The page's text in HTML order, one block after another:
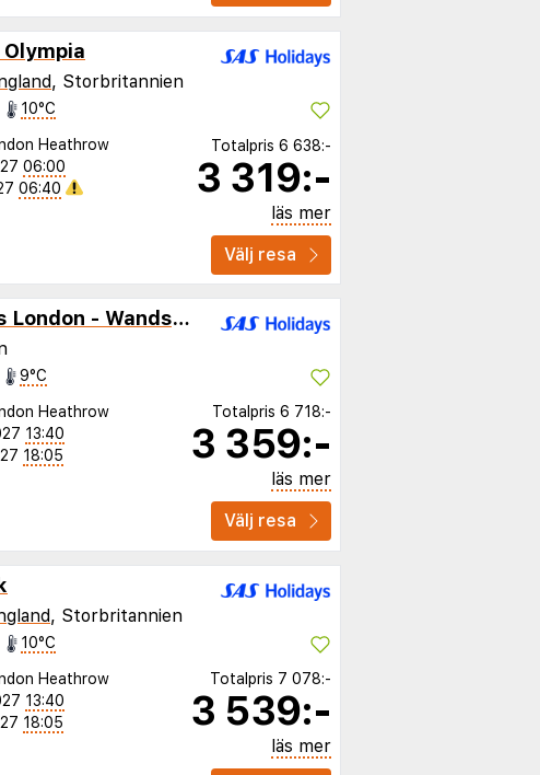
, Storbritannien
10°C
Heathrow
06:00
06:40
Totalpris 6 638:-
3 319:-
läs mer
Välj resa
Holiday Inn Express London - Wandsworth
9°C
Heathrow
13:40
18:05
Totalpris 6 718:-
3 359:-
läs mer
Välj resa
, Storbritannien
10°C
Heathrow
13:40
18:05
Totalpris 7 078:-
3 539:-
läs mer